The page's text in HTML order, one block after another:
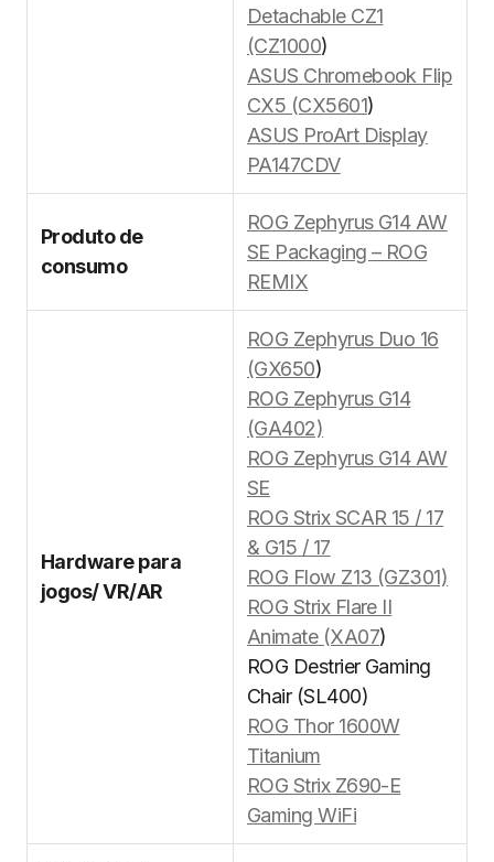
Detachable CZ1
(CZ1000)
ASUS Chromebook Flip
CX5 (CX5601)
ASUS ProArt Display
PA147CDV
Produto de
consumo
ROG Zephyrus G14 AW
SE Packaging – ROG
REMIX
Hardware para
jogos/ VR/AR
ROG Zephyrus Duo 16
(GX650)
ROG Zephyrus G14
(GA402)
ROG Zephyrus G14 AW
SE
ROG Strix SCAR 15 / 17
& G15 / 17
ROG Flow Z13 (GZ301)
ROG Strix Flare II
Animate (XA07)
ROG Destrier Gaming
Chair (SL400)
ROG Thor 1600W
Titanium
ROG Strix Z690-E
Gaming WiFi